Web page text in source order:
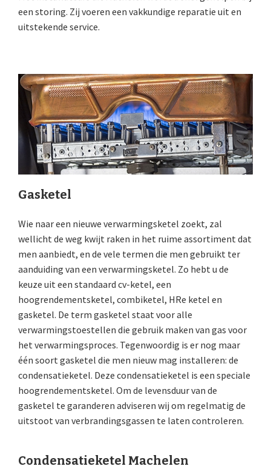
een storing. Zij voeren een vakkundige reparatie uit en
uitstekende service.
Gasketel
Wie naar een nieuwe verwarmingsketel zoekt, zal
wellicht de weg kwijt raken in het ruime assortiment dat
men aanbiedt, en de vele termen die men gebruikt ter
aanduiding van een verwarmingsketel. Zo hebt u de
keuze uit een standaard cv-ketel, een
hoogrendementsketel, combiketel, HRe ketel en
gasketel. De term gasketel staat voor alle
verwarmingstoestellen die gebruik maken van gas voor
het verwarmingsproces. Tegenwoordig is er nog maar
één soort gasketel die men nieuw mag installeren: de
condensatieketel. Deze condensatieketel is een speciale
hoogrendementsketel. Om de levensduur van de
gasketel te garanderen adviseren wij om regelmatig de
uitstoot van verbrandingsgassen te laten controleren.
Condensatieketel Machelen